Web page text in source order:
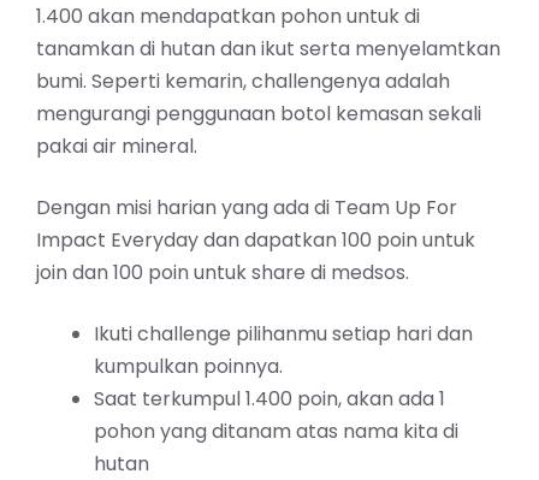
1.400 akan mendapatkan pohon untuk di
tanamkan di hutan dan ikut serta menyelamtkan
bumi. Seperti kemarin, challengenya adalah
mengurangi penggunaan botol kemasan sekali
pakai air mineral.
Dengan misi harian yang ada di Team Up For
Impact Everyday dan dapatkan 100 poin untuk
join dan 100 poin untuk share di medsos.
Ikuti challenge pilihanmu setiap hari dan
kumpulkan poinnya.
Saat terkumpul 1.400 poin, akan ada 1
pohon yang ditanam atas nama kita di
hutan